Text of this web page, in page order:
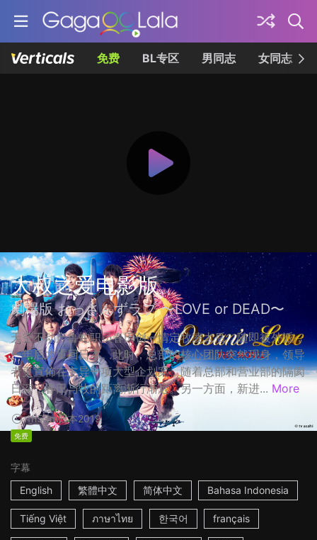
免费 BL专区 男同志 女同志
大叔之爱电影版
劇場版 おっさんずラブ 〜LOVE or DEAD〜
天空不动产鲁蛇职员春田创一情定牧凌太后，随即被外派，
一年后才重回日本。此时，总部的核心团队突然现身，领导
者更宣佈在主导一项大型企划案，随着总部和营业部的隔阂
日深，春田与牧的距离渐行渐远。另一方面，新进... More
1h53m日本2019
免费
字幕
English
繁體中文 简体中文 Bahasa Indonesia
Tiếng Việt ภาษาไทย 한국어 français